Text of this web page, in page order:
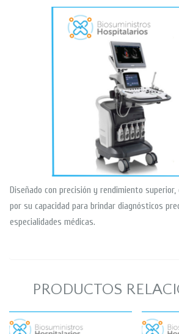
Diseñado con precisión y rendimiento
por su capacidad para brindar diagnósticos
especialidades médicas.
PRODUCTOS